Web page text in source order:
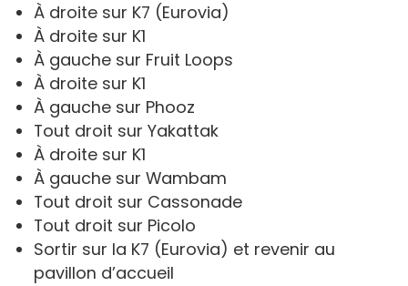
À droite sur K7 (Eurovia)
À droite sur K1
À gauche sur Fruit Loops
À droite sur K1
À gauche sur Phooz
Tout droit sur Yakattak
À droite sur K1
À gauche sur Wambam
Tout droit sur Cassonade
Tout droit sur Picolo
Sortir sur la K7 (Eurovia) et revenir au
pavillon d’accueil